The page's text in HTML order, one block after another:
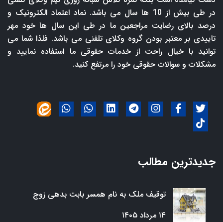
در طی بیش از 10 ها سال می باشد. نماد اعتماد الکترونیک و
درصد بالای رضایت مراجعین ما در طی این سال ها خود مهر
تاییدی بر معتبر بودن گروه وکلای تلفنی می باشد. فلذا شما می
توانید با خیال راحت از خدمات حقوقی ما استفاده نمایید و
مشکلات و سوالات حقوقی خود را مرتفع کنید.
جدیدترین مطالب
توقیف ملک به نام همسر بابت بدهی زوج
۱۴ مرداد ۱۴۰۵